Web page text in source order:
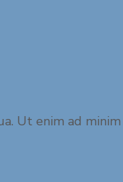
Ut enim ad